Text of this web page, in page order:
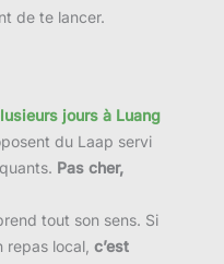
de te lancer.
jours à Luang
du Laap servi
Pas cher,
tout son sens. Si
repas local, c’est